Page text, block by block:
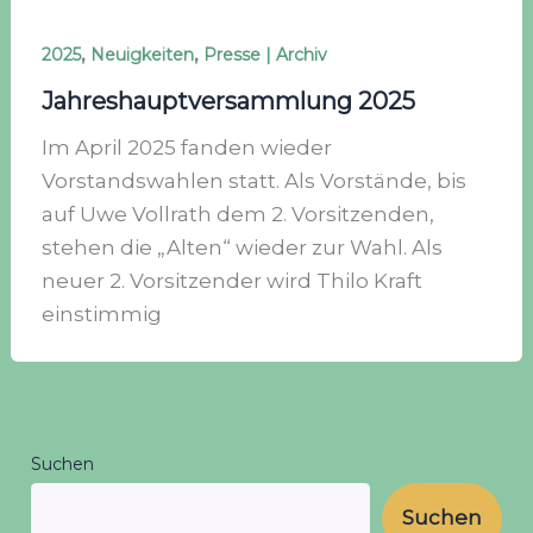
2025, Neuigkeiten, Presse | Archiv
Jahreshauptversammlung 2025
Im April 2025 fanden wieder
Vorstandswahlen statt. Als Vorstände, bis
auf Uwe Vollrath dem 2. Vorsitzenden,
stehen die „Alten“ wieder zur Wahl. Als
neuer 2. Vorsitzender wird Thilo Kraft
einstimmig
Suchen
Suchen